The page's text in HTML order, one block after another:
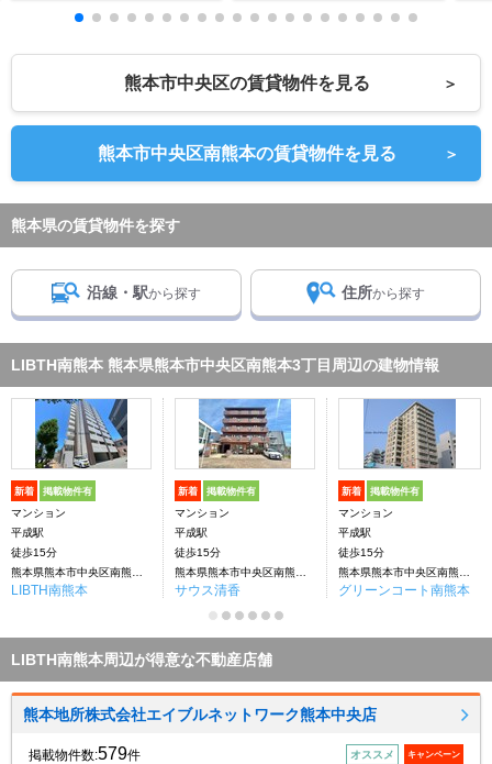
熊本市中央区の賃貸物件を見る ＞
熊本市中央区南熊本の賃貸物件を見る ＞
熊本県の賃貸物件を探す
沿線・駅から探す 住所から探す
LIBTH南熊本 熊本県熊本市中央区南熊本3丁目周辺の建物情報
新着 掲載物件有
マンション
平成駅
徒歩15分
LIBTH南熊本
新着 掲載物件有
マンション
平成駅
徒歩15分
サウス清香
新着 掲載物件有
マンション
平成駅
徒歩15分
グリーンコート南熊本
LIBTH南熊本周辺が得意な不動産店舗
熊本地所株式会社エイブルネットワーク熊本中央店
掲載物件数:579件 オススメ キャンペーン